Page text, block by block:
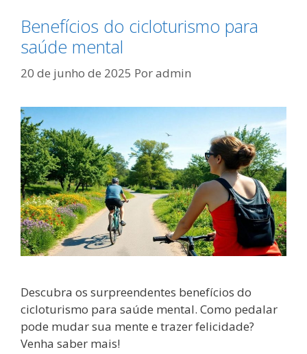
Benefícios do cicloturismo para
saúde mental
20 de junho de 2025 Poradmin
Descubra os surpreendentes benefícios do
cicloturismo para saúde mental. Como pedalar
pode mudar sua mente e trazer felicidade?
Venha saber mais!